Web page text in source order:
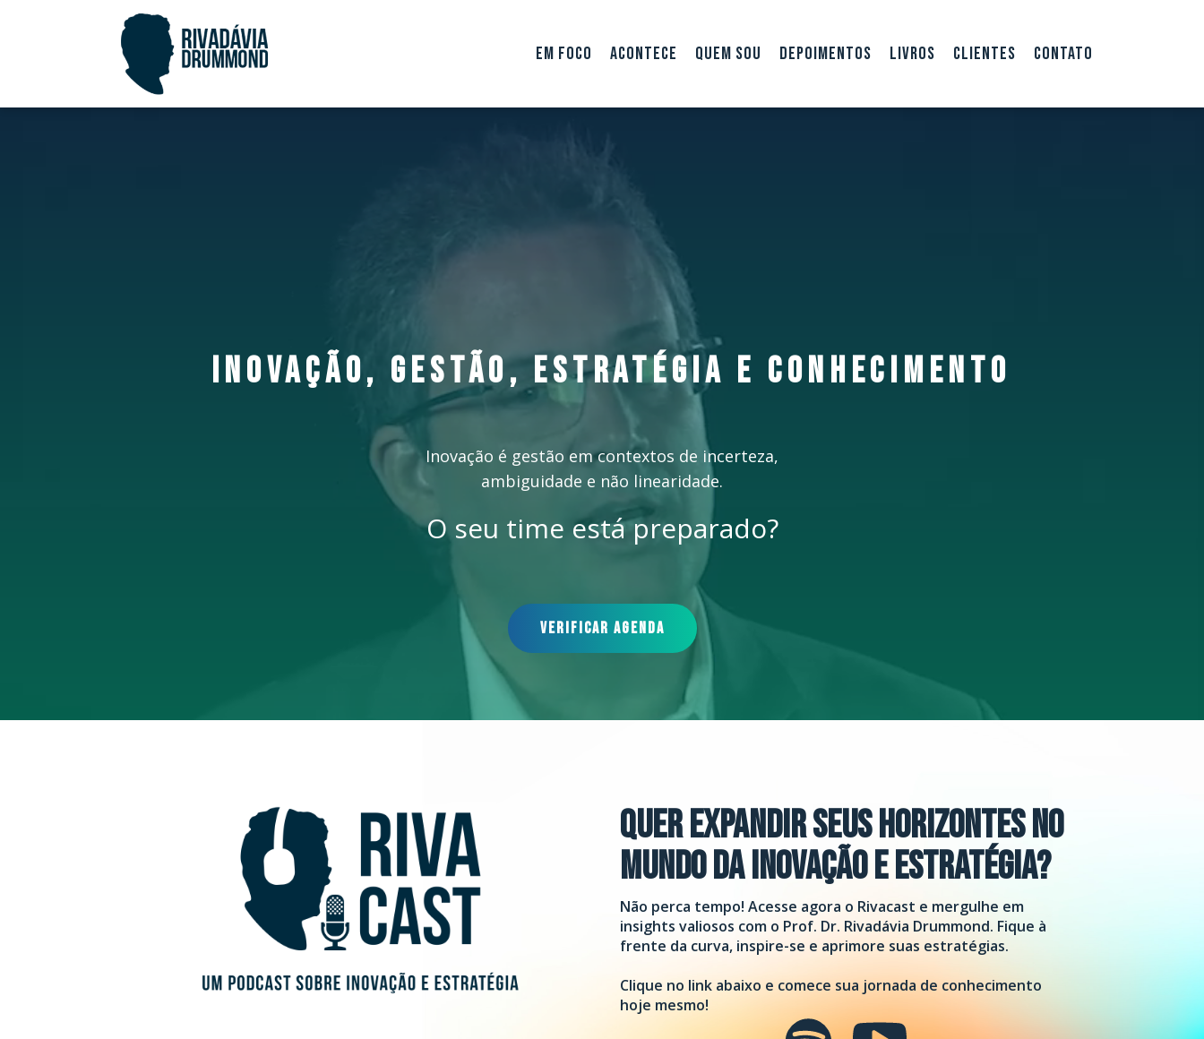
EM FOCO ACONTECE QUEM SOU DEPOIMENTOS LIVROS CLIENTES CONTATO
INOVAÇÃO, GESTÃO, ESTRATÉGIA E CONHECIMENTO
Inovação é gestão em contextos de incerteza,
ambiguidade e não linearidade.
O seu time está preparado?
VERIFICAR AGENDA
Quer expandir seus horizontes no
mundo da inovação e estratégia?
Não perca tempo! Acesse agora o Rivacast e mergulhe em
insights valiosos com o Prof. Dr. Rivadávia Drummond. Fique à
frente da curva, inspire-se e aprimore suas estratégias.
Clique no link abaixo e comece sua jornada de conhecimento
hoje mesmo!